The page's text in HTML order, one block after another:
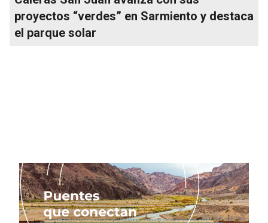
proyectos “verdes” en Sarmiento y destaca
el parque solar